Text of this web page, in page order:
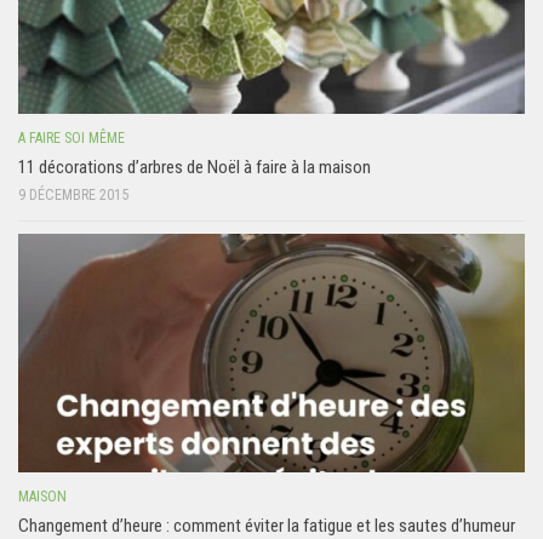
A FAIRE SOI MÊME
11 décorations d’arbres de Noël à faire à la maison
9 DÉCEMBRE 2015
MAISON
Changement d’heure : comment éviter la fatigue et les sautes d’humeur